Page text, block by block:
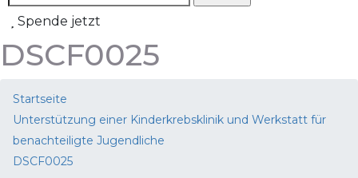
Spende jetzt
DSCF0025
Startseite
Unterstützung einer Kinderkrebsklinik und Werkstatt für
benachteiligte Jugendliche
DSCF0025